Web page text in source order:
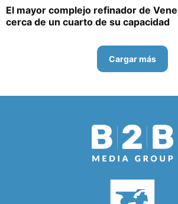
El mayor complejo refinador de
cerca de un cuarto de su capacidad
Cargar más